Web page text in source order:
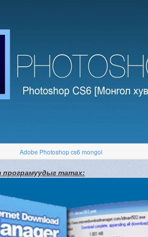
Adobe Photoshop cs6 mongol
програмуудыг татах: